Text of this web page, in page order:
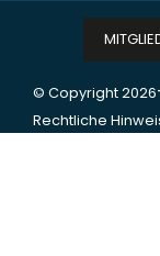
© Copyright 2026
Rechtliche